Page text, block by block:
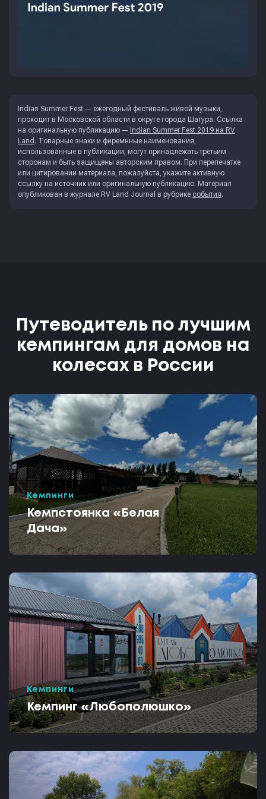
Indian Summer Fest — ежегодный фестиваль живой музыки,
проходит в Московской области в округе города Шатура. Ссылка
на оригинальную публикацию — Indian Summer Fest 2019 на RV
Land . Товарные знаки и фиремнные наименования,
использованные в публикации, могут принадлежать третьим
сторонам и быть защищены авторским правом. При перепечатке
или цитировании материала, пожалуйста, укажите активную
ссылку на источник или оригинальную публикацию. Материал
опубликован в журнале RV Land Journal в рубрике события.
Путеводитель по лучшим
кемпингам для домов на
колесах в России
Кемпинги
Кемпстоянка «Белая
Дача»
Кемпинги
Кемпинг «Любополюшко»